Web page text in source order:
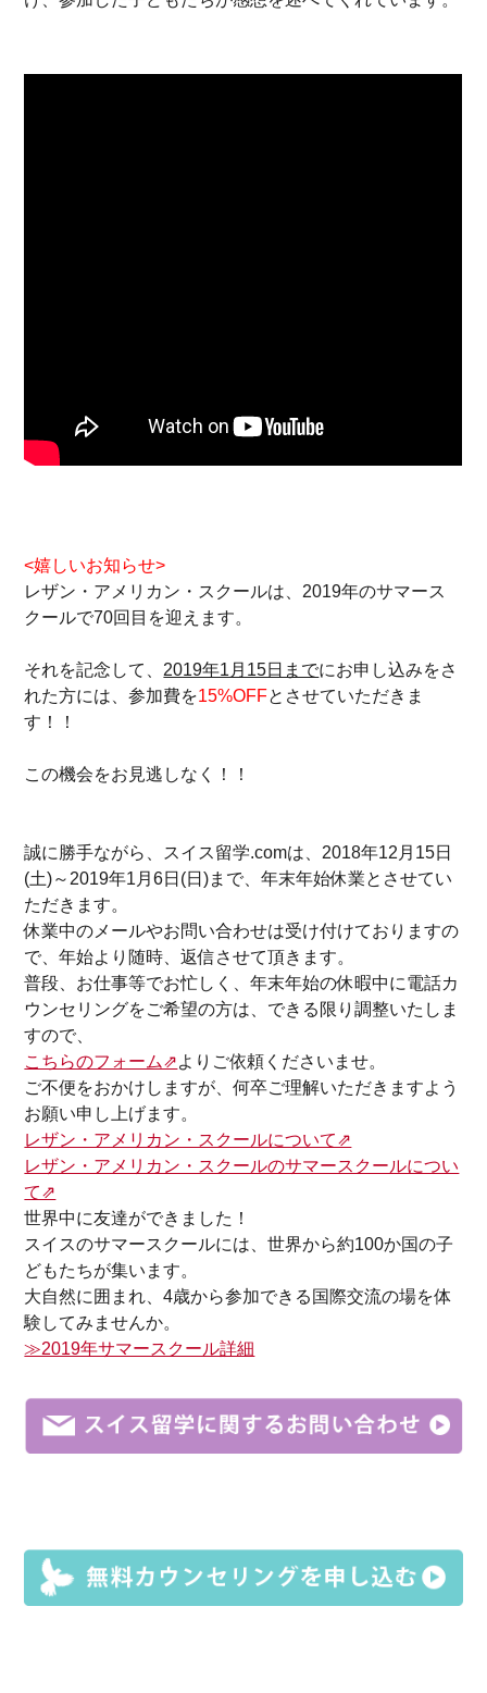
<嬉しいお知らせ>
レザン・アメリカン・スクールは、2019年のサマース
クールで70回目を迎えます。
それを記念して、2019年1月15日までにお申し込みをさ
れた方には、参加費を15%OFFとさせていただきま
す！！
この機会をお見逃しなく！！
誠に勝手ながら、スイス留学.comは、2018年12月15日
(土)～2019年1月6日(日)まで、年末年始休業とさせてい
ただきます。
休業中のメールやお問い合わせは受け付けておりますの
で、年始より随時、返信させて頂きます。
普段、お仕事等でお忙しく、年末年始の休暇中に電話カ
ウンセリングをご希望の方は、できる限り調整いたしま
すので、
こちらのフォーム⇗よりご依頼くださいませ。
ご不便をおかけしますが、何卒ご理解いただきますよう
お願い申し上げます。
レザン・アメリカン・スクールについて⇗
レザン・アメリカン・スクールのサマースクールについ
て⇗
世界中に友達ができました！
スイスのサマースクールには、世界から約100か国の子
どもたちが集います。
大自然に囲まれ、4歳から参加できる国際交流の場を体
験してみませんか。
≫2019年サマースクール詳細